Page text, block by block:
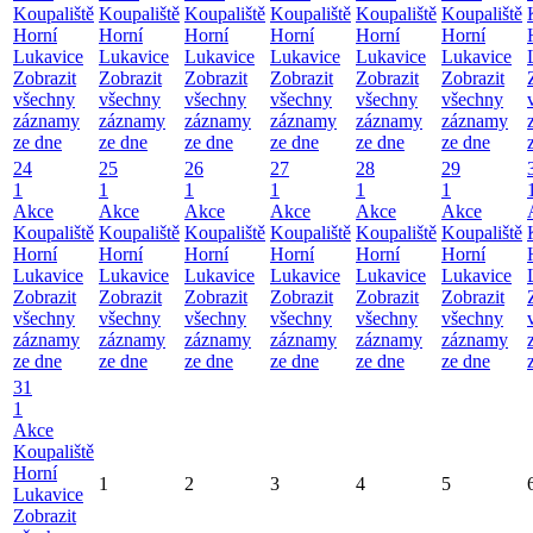
Koupaliště
Horní
Lukavice
Zobrazit
všechny
záznamy
ze dne
Koupaliště
Horní
Lukavice
Zobrazit
všechny
záznamy
ze dne
Koupaliště
Horní
Lukavice
Zobrazit
všechny
záznamy
ze dne
Koupaliště
Horní
Lukavice
Zobrazit
všechny
záznamy
ze dne
Koupaliště
Horní
Lukavice
Zobrazit
všechny
záznamy
ze dne
Koupaliště
Horní
Lukavice
Zobrazit
všechny
záznamy
ze dne
24
1
Akce
Koupaliště
Horní
Lukavice
Zobrazit
všechny
záznamy
ze dne
25
1
Akce
Koupaliště
Horní
Lukavice
Zobrazit
všechny
záznamy
ze dne
26
1
Akce
Koupaliště
Horní
Lukavice
Zobrazit
všechny
záznamy
ze dne
27
1
Akce
Koupaliště
Horní
Lukavice
Zobrazit
všechny
záznamy
ze dne
28
1
Akce
Koupaliště
Horní
Lukavice
Zobrazit
všechny
záznamy
ze dne
29
1
Akce
Koupaliště
Horní
Lukavice
Zobrazit
všechny
záznamy
ze dne
31
1
Akce
Koupaliště
Horní
Lukavice
Zobrazit
1 2 3 4 5